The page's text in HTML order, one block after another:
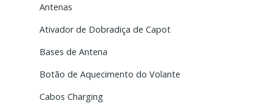
Antenas
Ativador de Dobradiça de Capot
Bases de Antena
Botão de Aquecimento do Volante
Cabos Charging